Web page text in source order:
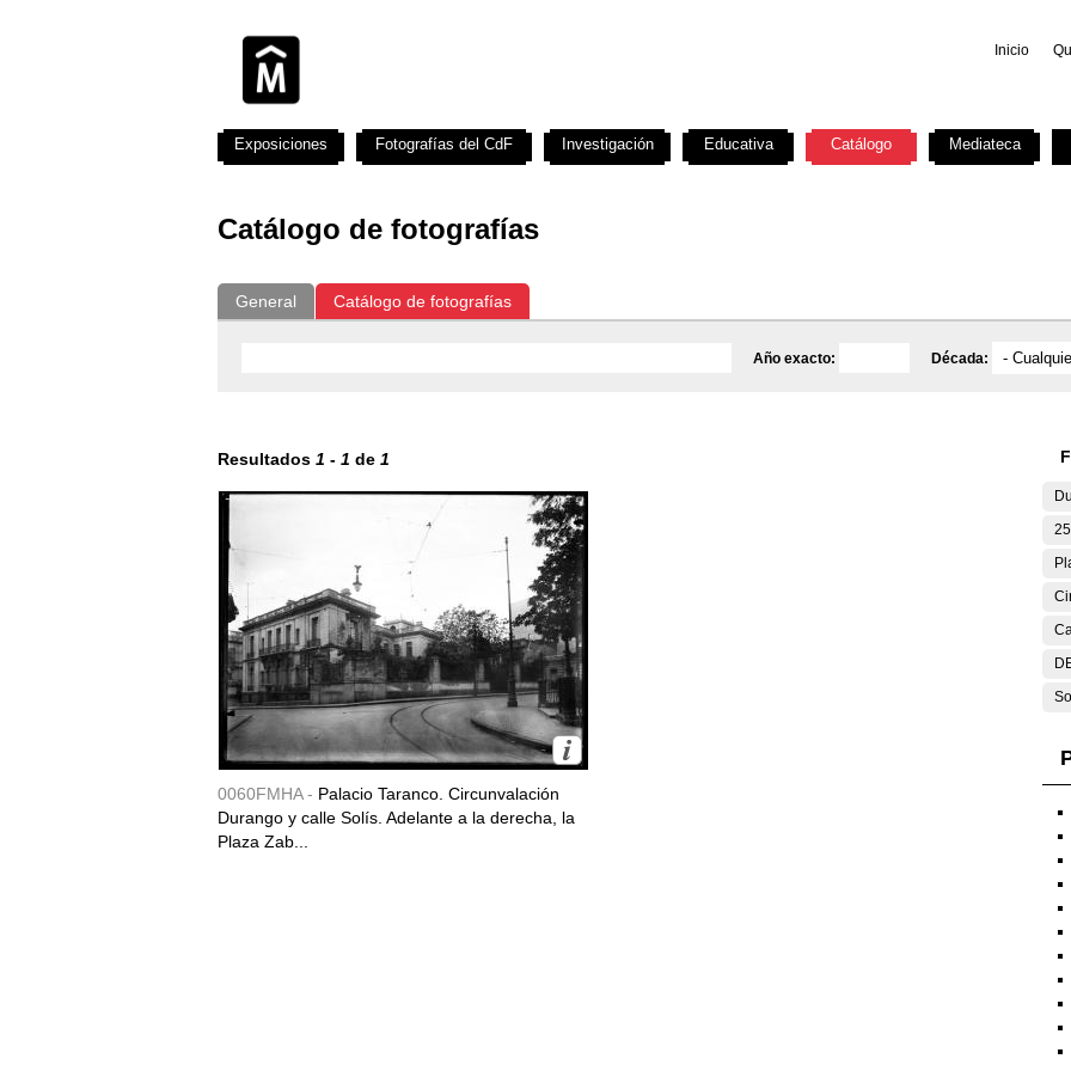
Inicio
Catálogo de fotografías
General Catálogo de fotografías
Año exacto: Década:
Resultados 1 - 1 de 1
0060FMHA - Palacio Taranco. Circunvalación
Durango y calle Solís. Adelante a la derecha, la
Plaza Zab...
Exposiciones Fotografías del CdF Investigación Educativa Catálogo Mediateca